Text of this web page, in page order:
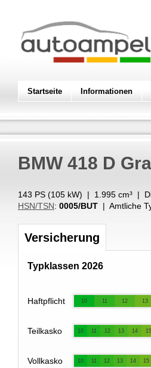
Startseite Informationen
BMW 418 D
143 PS (105 kW) | 1.995 cm³ |
HSN/TSN: 0005/BUT | Amtliche
Versicherung
Typklassen 2026
Haftpflicht 10 11 12 13
Teilkasko 10 11 12 13 14 15
Vollkasko 10 11 12 13 14 15